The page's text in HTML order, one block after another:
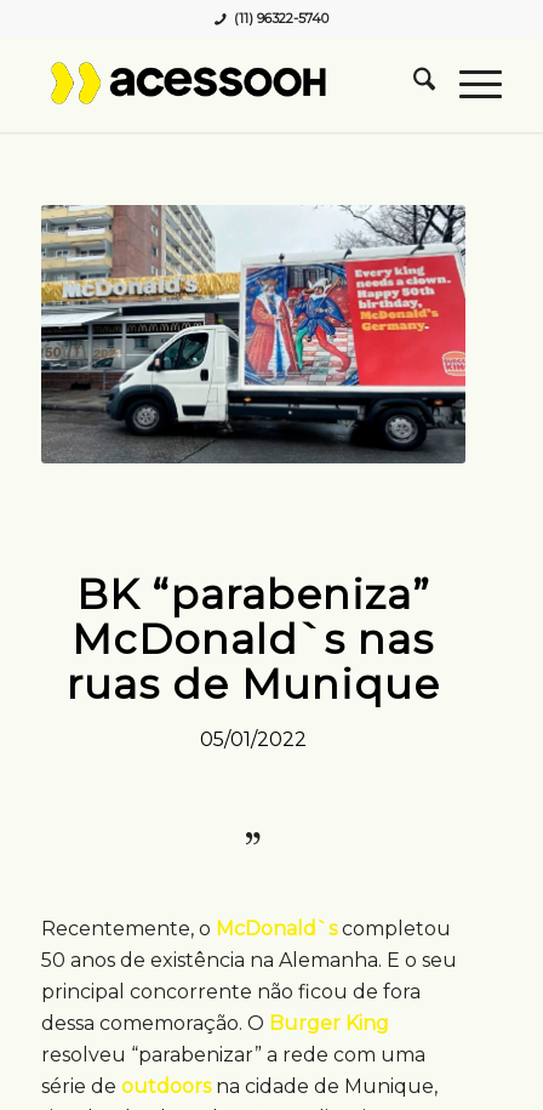
(11) 96322-5740
BK “parabeniza”
McDonald`s nas
ruas de Munique
05/01/2022
Recentemente, o McDonald`scompletou
50 anos de existência na Alemanha. E o seu
principal concorrente não ficou de fora
dessa comemoração. O Burger King
resolveu “parabenizar” a rede com uma
série de outdoorsna cidade de Munique,